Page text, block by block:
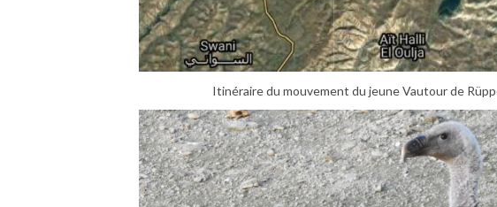
Itinéraire du mouvement du jeune Vautour de